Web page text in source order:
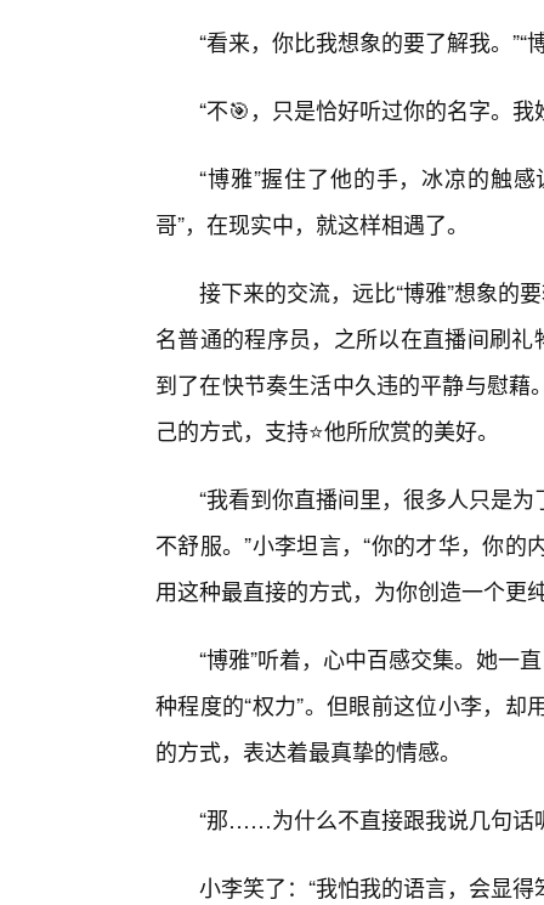
“看来，你比我想象的要了解我。”“
“不🎯，只是恰好听过你的名字。
“博雅”握住了他的手，冰凉的触
哥”，在现实中，就这样相遇了。
接下来的交流，远比“博雅”想象的
名普通的程序员，之所以在直播间刷
到了在快节奏生活中久违的平静与慰
己的方式，支持⭐他所欣赏的美好。
“我看到你直播间里，很多人只是
不舒服。”小李坦言，“你的才华，你
用这种最直接的方式，为你创造一个更
“博雅”听着，心中百感交集。她一
种程度的“权力”。但眼前这位小李，
的方式，表达着最真挚的情感。
“那……为什么不直接跟我说几句话
小李笑了：“我怕我的语言，会显